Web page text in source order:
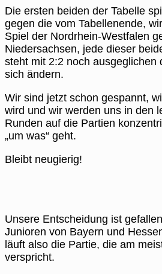
Die ersten beiden der Tabelle
gegen die vom Tabellenende,
Spiel der Nordrhein-Westfalen
Niedersachsen, jede dieser
steht mit 2:2 noch ausgeglichen
sich ändern.
Wir sind jetzt schon gespannt,
wird und wir werden uns in den
Runden auf die Partien
„um was“ geht.
Bleibt neugierig!
Unsere Entscheidung ist
Junioren von Bayern und
läuft also die Partie, die am
verspricht.